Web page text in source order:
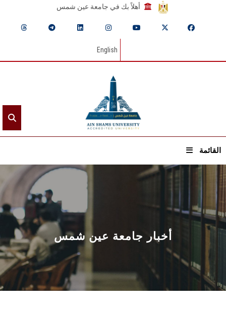
أهلاً بك في جامعة عين شمس
English
القائمة
الرئيسيـة
عن الجامعة
القطاعـات
الشئون الأكاديمية
البحث العلمي
أخبار جامعة عين شمس